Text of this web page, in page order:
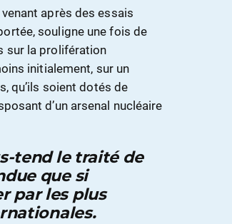
après des essais
souligne une fois de
sur la prolifération
initialement, sur un
qu’ils soient dotés de
d’un arsenal nucléaire
tend le traité de
que si
par les plus